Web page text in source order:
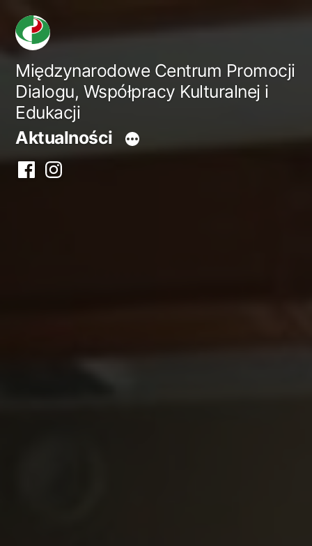
Przejdź
treściMiędzynarodowe Centrum Promocji
Dialogu, Współpracy Kulturalnej i
Edukacji
Aktualności
FacebookInstagram